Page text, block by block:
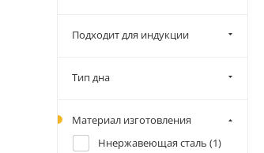
Подходит для индукции
Тип дна
Материал изготовления
Ннержавеющая сталь (1)